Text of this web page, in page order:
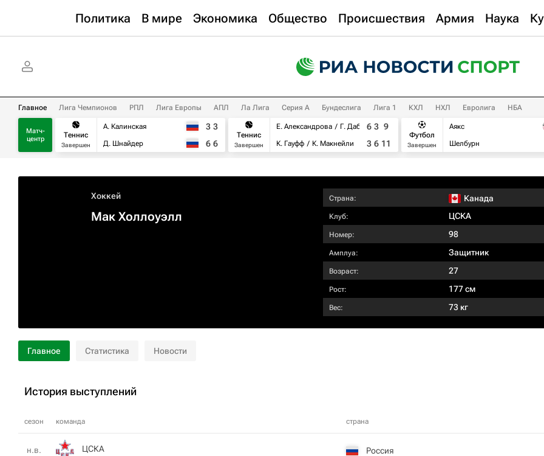
Политика В мире Экономика Общество Происшествия Армия Наука
Главное Лига Чемпионов РПЛ Лига Европы АПЛ Ла Лига Серия А Бундеслига Лига 1 КХЛ НХЛ Евролига НБА
Матч-
центр
Теннис
Завершен
А. Калинская
Д. Шнайдер
3 3
6 6
Теннис
Завершен
Е. Александрова
Г. Дабровски
К. Гауфф
К. Макнейли
6 3 9
3 6 11
Футбол
Завершен
Аякс
Шелбурн
Хоккей
Мак Холлоуэлл
Страна: Канада
Клуб: ЦСКА
Номер: 98
Амплуа: Защитник
Возраст: 27
Рост: 177 см
Вес: 73 кг
Главное Статистика Новости
История выступлений
сезон команда страна
н.в. ЦСКА Россия